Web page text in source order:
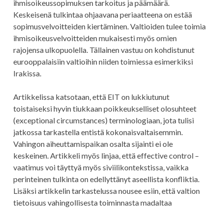
ihmisoikeussopimuksen tarkoitus ja päämäärä.
Keskeisenä tulkintaa ohjaavana periaatteena on estää
sopimusvelvoitteiden kiertäminen. Valtioiden tulee toimia
ihmisoikeusvelvoitteiden mukaisesti myös omien
rajojensa ulkopuolella. Tällainen vastuu on kohdistunut
eurooppalaisiin valtioihin niiden toimiessa esimerkiksi
Irakissa.
Artikkelissa katsotaan, että EIT on lukkiutunut
toistaiseksi hyvin tiukkaan poikkeukselliset olosuhteet
(exceptional circumstances) terminologiaan, jota tulisi
jatkossa tarkastella entistä kokonaisvaltaisemmin.
Vahingon aiheuttamispaikan osalta sijainti ei ole
keskeinen. Artikkeli myös linjaa, että effective control –
vaatimus voi täyttyä myös siviilikontekstissa, vaikka
perinteinen tulkinta on edellyttänyt aseellista konfliktia.
Lisäksi artikkelin tarkastelussa nousee esiin, että valtion
tietoisuus vahingollisesta toiminnasta madaltaa